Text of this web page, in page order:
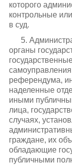
которого
контрольные
в суд.
5.
органы
референдума,
наделенные
иными
лица,
случаях,
граждане, их
обладающие
публичными